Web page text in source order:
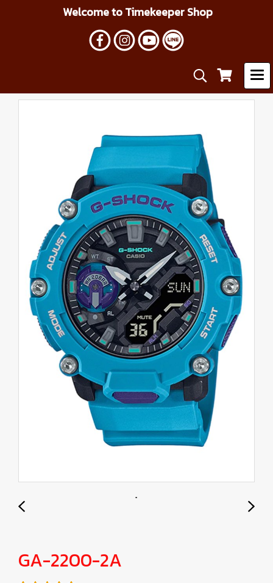
Welcome to Timekeeper Shop
GA-2200-2A